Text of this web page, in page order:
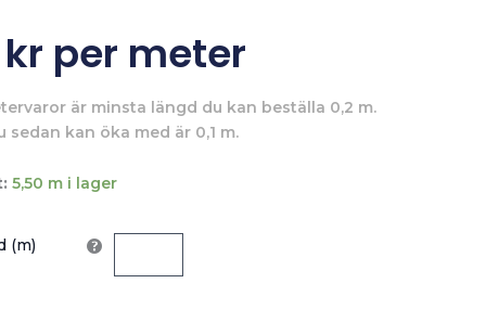
kr per meter
är minsta längd du kan beställa 0,2 m.
sedan kan öka med är 0,1 m.
5,50 m i lager
(m)